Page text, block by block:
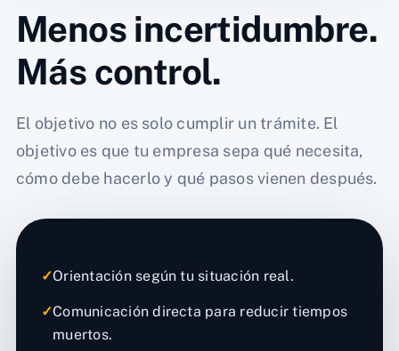
Menos incertidumbre.
Más control.
El objetivo no es solo cumplir un trámite. El
objetivo es que tu empresa sepa qué necesita,
cómo debe hacerlo y qué pasos vienen después.
✓Orientación según tu situación real.
✓Comunicación directa para reducir tiempos
muertos.